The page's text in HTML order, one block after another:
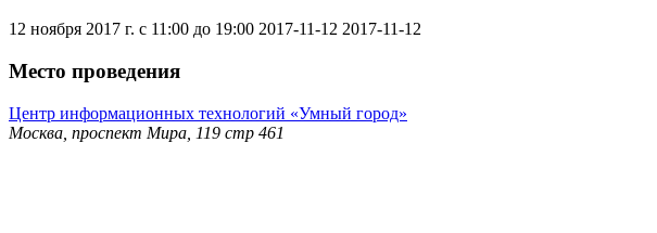
12 ноября 2017 г. с 11:00 до 19:00 2017-11-12 2017-11-12
Место проведения
Центр информационных технологий «Умный город»
Москва, проспект Мира, 119 стр 461